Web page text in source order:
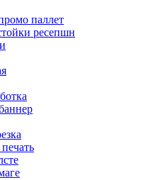
паллет
ресепшн